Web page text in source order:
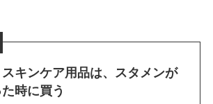
キンケア用品は、スタメンが
時に買う